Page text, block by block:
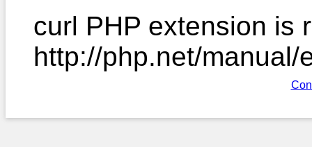
curl PHP extension is
http://php.net/manual/